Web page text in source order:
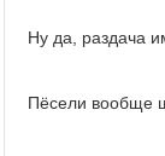
Ну да, раздача
Пёсели вообще